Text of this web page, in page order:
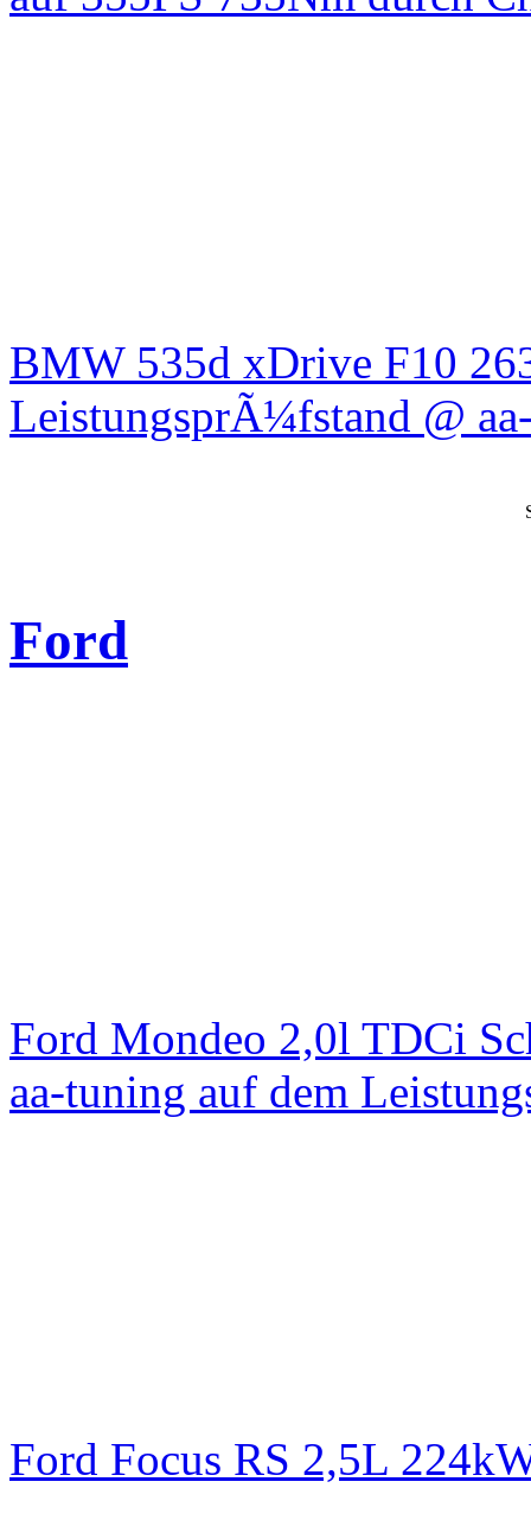
BMW 535d xDrive F10
LeistungsprÃ¼fstand @
Ford
Ford Mondeo 2,0l TDCi
aa-tuning auf dem
Ford Focus RS 2,5L